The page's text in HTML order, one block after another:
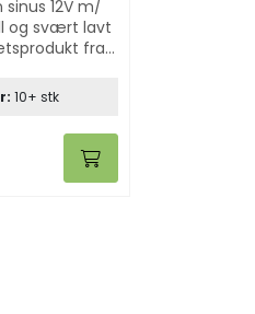
12V m/
og svært lavt
fra
10+ stk